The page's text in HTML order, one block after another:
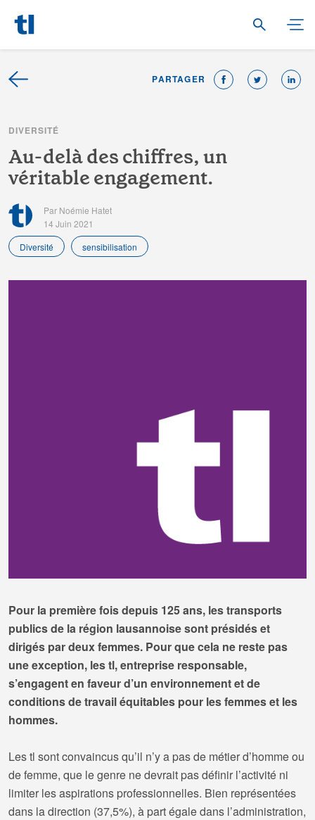
PARTAGER
DIVERSITÉ
Au-delàdeschifres,un
véritableengagement.
Par Noémie Hatet
14 Juin 2021
Diversité
sensibilisation
Pour la première fois depuis 125 ans, les transports
publics de la région lausannoise sont présidés et
dirigés par deux femmes. Pour que cela ne reste pas
une exception, les tl, entreprise responsable,
s’engagent en faveur d’un environnement et de
conditions de travail équitables pour les femmes et les
hommes.
Les tl sont convaincus qu’il n’y a pas de métier d’homme ou
de femme, que le genre ne devrait pas définir l’activité ni
limiter les aspirations professionnelles. Bien représentées
dans la direction (37,5%), à part égale dans l’administration,